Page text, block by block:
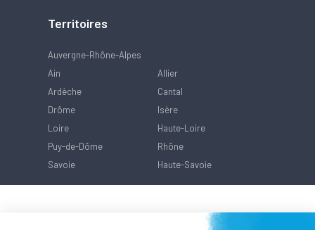
Territoires
Auvergne-Rhône-Alpes
Ain
Allier
Ardèche
Cantal
Drôme
Isère
Loire
Haute-Loire
Puy-de-Dôme
Rhône
Savoie
Haute-Savoie